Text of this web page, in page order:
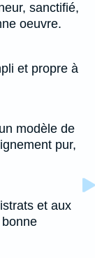
sanctifié,
oeuvre.
et propre à
modèle de
pur,
et aux